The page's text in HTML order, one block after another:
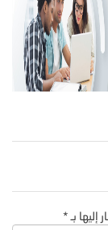
إليها بـ *